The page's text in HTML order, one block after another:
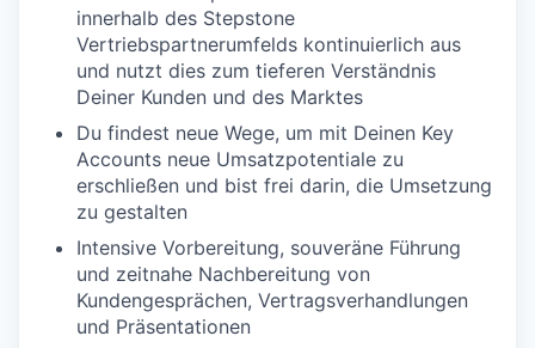
innerhalb des Stepstone
Vertriebspartnerumfelds kontinuierlich aus
und nutzt dies zum tieferen Verständnis
Deiner Kunden und des Marktes
Du findest neue Wege, um mit Deinen Key
Accounts neue Umsatzpotentiale zu
erschließen und bist frei darin, die Umsetzung
zu gestalten
Intensive Vorbereitung, souveräne Führung
und zeitnahe Nachbereitung von
Kundengesprächen, Vertragsverhandlungen
und Präsentationen